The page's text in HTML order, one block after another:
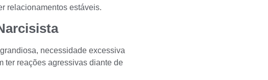
relacionamentos estáveis.
necessidade excessiva
ter reações agressivas diante de